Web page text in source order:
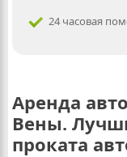
24 часовая
Аренда
Вены.
проката